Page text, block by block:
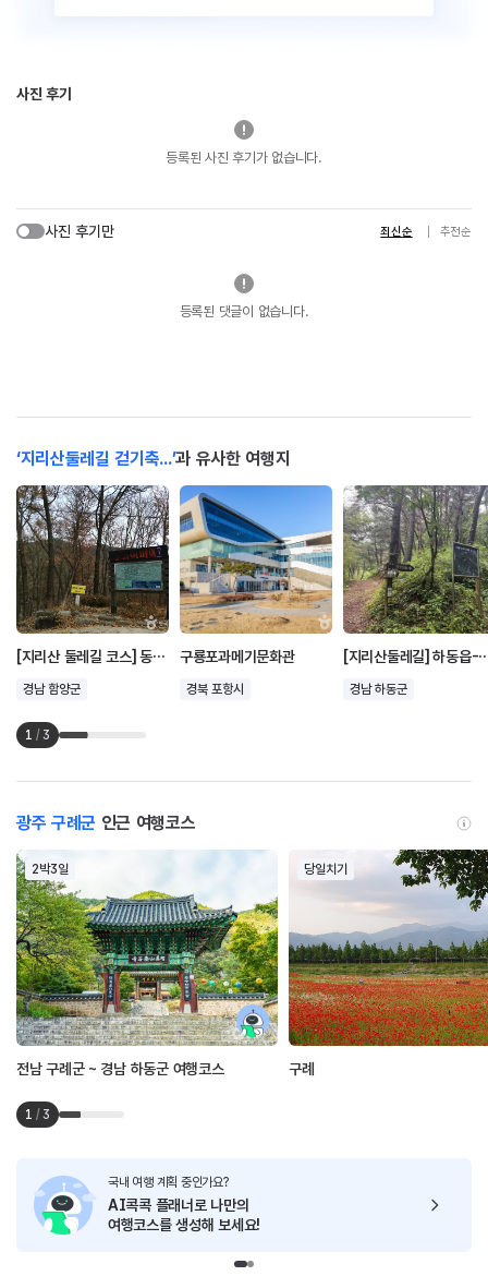
사진 후기
등록된 사진 후기가 없습니다.
사진 후기만 최신순 추천순
등록된 댓글이 없습니다.
‘지리산둘레길 걷기축...’과 유사한 여행지
[지리산 둘레길 코스] 동강~수철
경남 함양군
구룡포과메기문화관
경북 포항시
[지리산둘레
경남 하동군
1 / 3
광주 구례군 인근 여행코스
2박3일
전남 구례군 ~ 경남 하동군 여행코스
당일치기
구례
1 / 3
국내 여행 계획 중인가요?
AI콕콕 플래너로 나만의
여행코스를 생성해 보세요!